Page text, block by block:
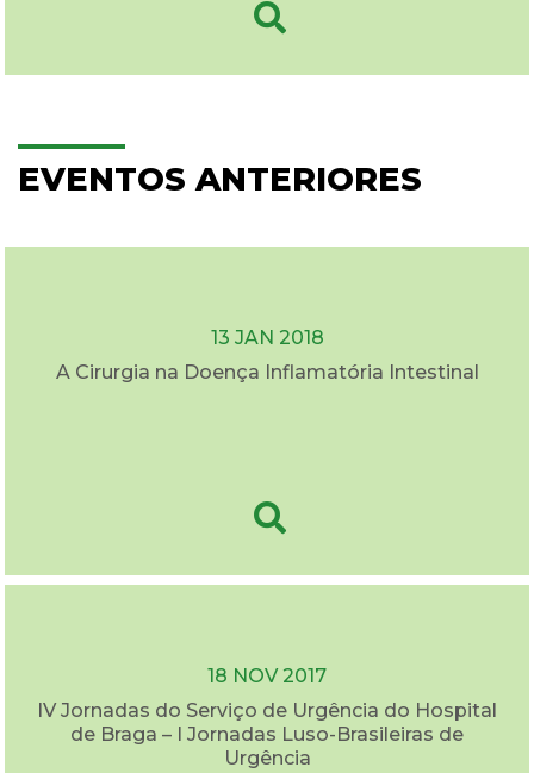
EVENTOS ANTERIORES
13 JAN 2018
A Cirurgia na Doença Inflamatória Intestinal
18 NOV 2017
IV Jornadas do Serviço de Urgência do Hospital
de Braga – I Jornadas Luso-Brasileiras de
Urgência